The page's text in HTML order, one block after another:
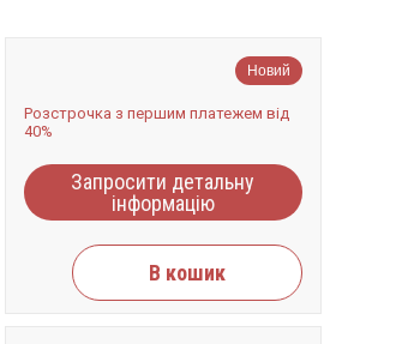
Новий
Розстрочка з першим платежем від
40%
Запросити детальну
інформацію
В кошик